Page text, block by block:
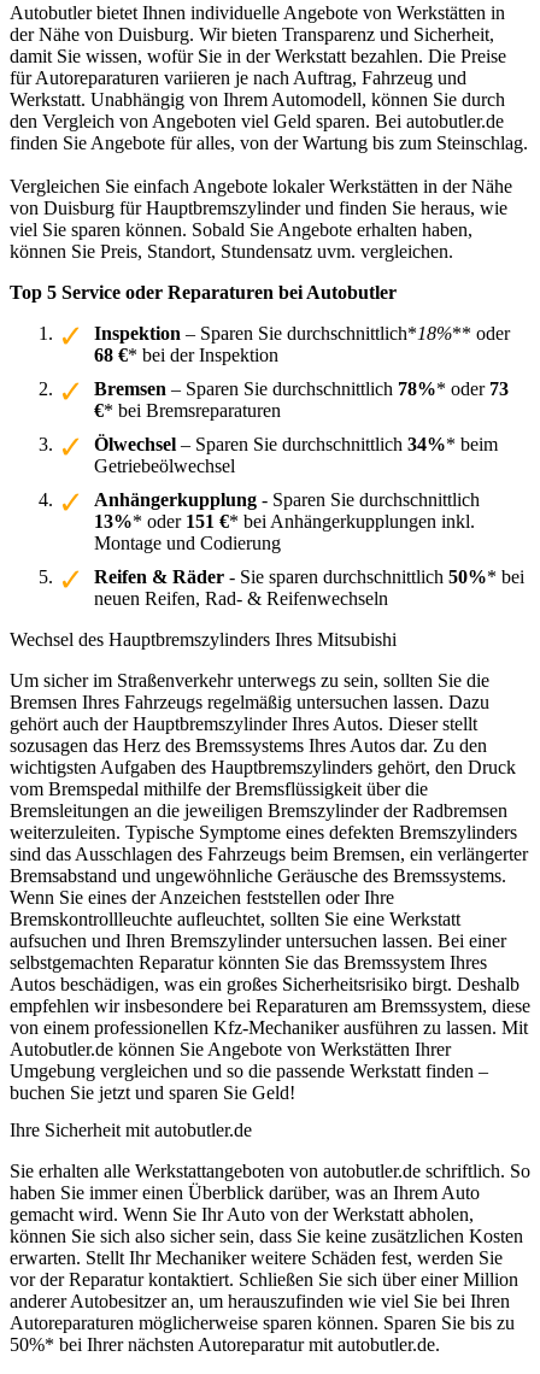
Autobutler bietet Ihnen individuelle Angebote von Werkstätten in
der Nähe von Duisburg. Wir bieten Transparenz und Sicherheit,
damit Sie wissen, wofür Sie in der Werkstatt bezahlen. Die Preise
für Autoreparaturen variieren je nach Auftrag, Fahrzeug und
Werkstatt. Unabhängig von Ihrem Automodell, können Sie durch
den Vergleich von Angeboten viel Geld sparen. Bei autobutler.de
finden Sie Angebote für alles, von der Wartung bis zum Steinschlag.
Vergleichen Sie einfach Angebote lokaler Werkstätten in der Nähe
von Duisburg für Hauptbremszylinder und finden Sie heraus, wie
viel Sie sparen können. Sobald Sie Angebote erhalten haben,
können Sie Preis, Standort, Stundensatz uvm. vergleichen.
Top 5 Service oder Reparaturen bei Autobutler
Inspektion – Sparen Sie durchschnittlich*18%** oder
68 €* bei der Inspektion
Bremsen – Sparen Sie durchschnittlich 78%* oder 73
€* bei Bremsreparaturen
Ölwechsel – Sparen Sie durchschnittlich 34%* beim
Getriebeölwechsel
Anhängerkupplung - Sparen Sie durchschnittlich
13%* oder 151 €* bei Anhängerkupplungen inkl.
Montage und Codierung
Reifen & Räder - Sie sparen durchschnittlich 50%* bei
neuen Reifen, Rad- & Reifenwechseln
Wechsel des Hauptbremszylinders Ihres Mitsubishi
Um sicher im Straßenverkehr unterwegs zu sein, sollten Sie die
Bremsen Ihres Fahrzeugs regelmäßig untersuchen lassen. Dazu
gehört auch der Hauptbremszylinder Ihres Autos. Dieser stellt
sozusagen das Herz des Bremssystems Ihres Autos dar. Zu den
wichtigsten Aufgaben des Hauptbremszylinders gehört, den Druck
vom Bremspedal mithilfe der Bremsflüssigkeit über die
Bremsleitungen an die jeweiligen Bremszylinder der Radbremsen
weiterzuleiten. Typische Symptome eines defekten Bremszylinders
sind das Ausschlagen des Fahrzeugs beim Bremsen, ein verlängerter
Bremsabstand und ungewöhnliche Geräusche des Bremssystems.
Wenn Sie eines der Anzeichen feststellen oder Ihre
Bremskontrollleuchte aufleuchtet, sollten Sie eine Werkstatt
aufsuchen und Ihren Bremszylinder untersuchen lassen. Bei einer
selbstgemachten Reparatur könnten Sie das Bremssystem Ihres
Autos beschädigen, was ein großes Sicherheitsrisiko birgt. Deshalb
empfehlen wir insbesondere bei Reparaturen am Bremssystem, diese
von einem professionellen Kfz-Mechaniker ausführen zu lassen. Mit
Autobutler.de können Sie Angebote von Werkstätten Ihrer
Umgebung vergleichen und so die passende Werkstatt finden –
buchen Sie jetzt und sparen Sie Geld!
Ihre Sicherheit mit autobutler.de
Sie erhalten alle Werkstattangeboten von autobutler.de schriftlich. So
haben Sie immer einen Überblick darüber, was an Ihrem Auto
gemacht wird. Wenn Sie Ihr Auto von der Werkstatt abholen,
können Sie sich also sicher sein, dass Sie keine zusätzlichen Kosten
erwarten. Stellt Ihr Mechaniker weitere Schäden fest, werden Sie
vor der Reparatur kontaktiert. Schließen Sie sich über einer Million
anderer Autobesitzer an, um herauszufinden wie viel Sie bei Ihren
Autoreparaturen möglicherweise sparen können. Sparen Sie bis zu
50%* bei Ihrer nächsten Autoreparatur mit autobutler.de.